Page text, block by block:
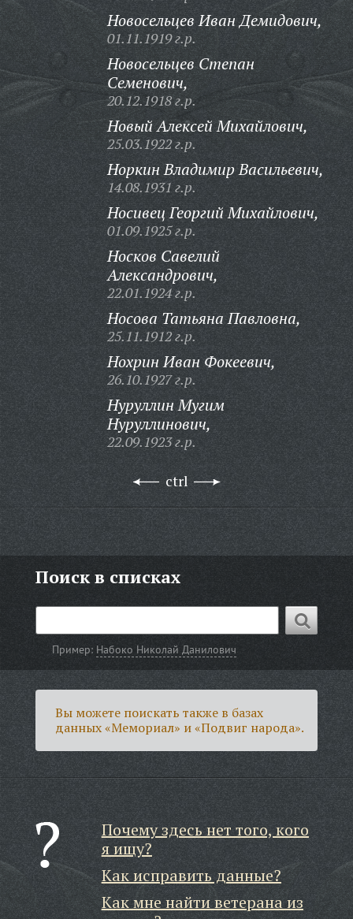
Новосельцев Иван Демидович,
01.11.1919 г.р.
Новосельцев Степан
Семенович,
20.12.1918 г.р.
Новый Алексей Михайлович,
25.03.1922 г.р.
Норкин Владимир Васильевич,
14.08.1931 г.р.
Носивец Георгий Михайлович,
01.09.1925 г.р.
Носков Савелий
Александрович,
22.01.1924 г.р.
Носова Татьяна Павловна,
25.11.1912 г.р.
Нохрин Иван Фокеевич,
26.10.1927 г.р.
Нуруллин Мугим
Нуруллинович,
22.09.1923 г.р.
ctrl
Поиск в списках
Пример: Набоко Николай Данилович
Вы можете поискать также в базах
данных «Мемориал» и «Подвиг народа».
Почему здесь нет того, кого
я ищу?
Как исправить данные?
Как мне найти ветерана из